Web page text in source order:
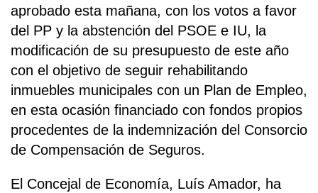
aprobado esta mañana, con los votos a favor
del PP y la abstención del PSOE e IU, la
modificación de su presupuesto de este año
con el objetivo de seguir rehabilitando
inmuebles municipales con un Plan de Empleo,
en esta ocasión financiado con fondos propios
procedentes de la indemnización del Consorcio
de Compensación de Seguros.
El Concejal de Economía, Luís Amador, ha